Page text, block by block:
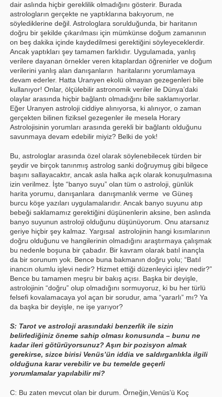
dair aslında hiçbir gereklilik olmadığını gösterir. Burada
astrologların gerçekte ne yaptıklarına bakıyorum, ne
söylediklerine değil. Astrologlara sorulduğunda, bir haritanın
doğru bir şekilde çıkarılması için mümkünse doğum zamanının
on beş dakika içinde kaydedilmesi gerektiğini söyleyeceklerdir.
Ancak yaptıkları şey tamamen farklıdır. Uygulamada, yanlış
verilere dayanan örnekler veren kitaplardan öğrenirler ve doğum
verilerini yanlış alan danışanların haritalarını yorumlamaya
devam ederler. Hatta Uranyen ekolü olmayan gezegenleri bile
kullanıyor! Onlar, ölçülebilir astronomik veriler ile Dünya’daki
olaylar arasında hiçbir bağlantı olmadığını bile saklamıyorlar.
Eğer Uranyen astroloji ciddiye alınıyorsa, ki alınıyor, o zaman
gerçekten bilinen fiziksel gezegenler ile mesela Horary
Astrolojisinin yorumları arasında gerekli bir bağlantı olduğunu
savunmaya devam edebilir miyiz? Belki de yok!
Bu, astrologlar arasında özel olarak söylenebilecek türden bir
şeydir ve birçok tanınmış astrolog sanki doğruymuş gibi bilgece
başını sallayacaktır, ancak asla halka açık olarak konuşulmasına
izin verilmez. İşte “banyo suyu” olan tüm o astroloji, günlük
harita yorumu, danışanlara danışmanlık verme ve Güneş
burcu köşe yazıları uygulamalarıdır. Ancak banyo suyunu atıp
bebeği saklamamız gerektiğini düşünenlerin aksine, ben aslında
banyo suyunun astroloji olduğunu düşünüyorum. Onu atarsanız
geriye hiçbir şey kalmaz. Yargısal astrolojinin hangi kısımlarının
doğru olduğunu ve hangilerinin olmadığını araştırmaya çalışmak
bu nedenle boşuna bir çabadır. Bir kavram olarak batıl inançla
da bir sorunum yok. Bence buna bakmanın doğru yolu; “Batıl
inancın olumlu işlevi nedir? Hizmet ettiği düzenleyici işlev nedir?”
Bence bu tamamen meşru bir bakış açısı. Başka bir deyişle,
astrolojinin “doğru” olup olmadığını sormuyoruz, ki bu her türlü
felsefi kovalamacaya yol açan bir sorudur, ama “yararlı” mı? Ya
da başka bir deyişle, ne işe yarıyor?
S: Tarot ve astroloji arasındaki benzerlik ile sizin
belirlediğiniz öneme sahip olması konusunda – bunu ne
kadar ileri götürüyorsunuz? Aşırı bir pozisyon almak
gerekirse, sizce birisi Venüs’ün iddia ve saldırganlıkla ilgili
olduğuna karar verebilir ve bu temelde geçerli
yorumlamalar yapılabilir mi?
C: Bu zaten mevcut olan bir durum. Örneğin,Venüs’ü Koç